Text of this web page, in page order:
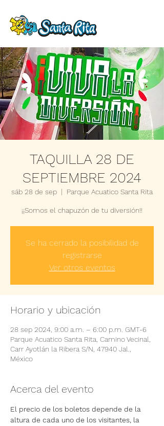
TAQUILLA 28 DE
SEPTIEMBRE 2024
sáb 28 de sep
  |
Parque Acuatico Santa Rita
¡¡Somos el chapuzón de tu diversión!!
Se ha cerrado la posibilidad de
registrarse
Ver otros eventos
Horario y ubicación
28 sep 2024, 9:00 a.m. – 6:00 p.m. GMT-6
Parque Acuatico Santa Rita, Camino Vecinal,
Carr Ayotlán la Ribera S/N, 47940 Jal.,
México
Acerca del evento
El precio de los boletos depende de la
altura de cada uno de los visitantes, la